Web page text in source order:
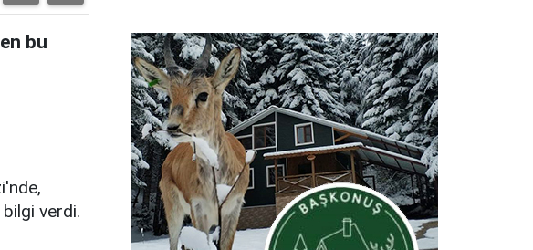
bu
verdi.